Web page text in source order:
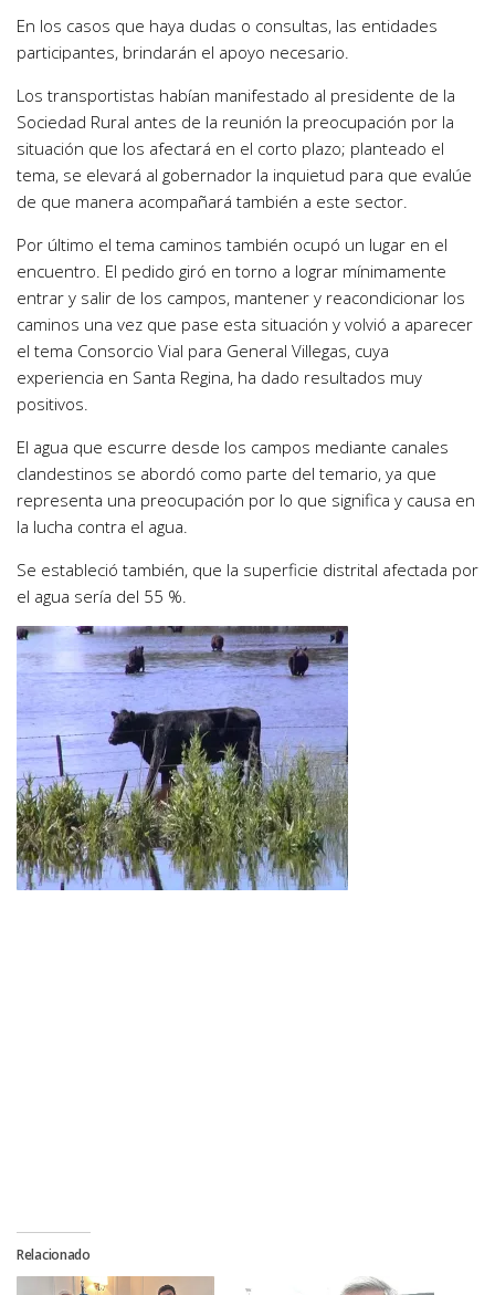
En los casos que haya dudas o consultas, las entidades
participantes, brindarán el apoyo necesario.
Los transportistas habían manifestado al presidente de la
Sociedad Rural antes de la reunión la preocupación por la
situación que los afectará en el corto plazo; planteado el
tema, se elevará al gobernador la inquietud para que evalúe
de que manera acompañará también a este sector.
Por último el tema caminos también ocupó un lugar en el
encuentro. El pedido giró en torno a lograr mínimamente
entrar y salir de los campos, mantener y reacondicionar los
caminos una vez que pase esta situación y volvió a aparecer
el tema Consorcio Vial para General Villegas, cuya
experiencia en Santa Regina, ha dado resultados muy
positivos.
El agua que escurre desde los campos mediante canales
clandestinos se abordó como parte del temario, ya que
representa una preocupación por lo que significa y causa en
la lucha contra el agua.
Se estableció también, que la superficie distrital afectada por
el agua sería del 55 %.
Relacionado